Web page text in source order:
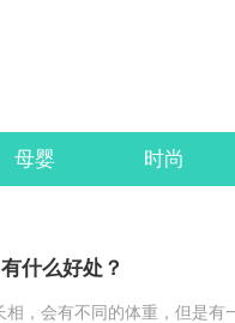
母婴 时尚
什么好处？
，会有不同的体重，但是有